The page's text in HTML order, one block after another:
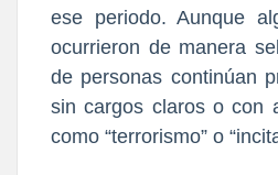
ese periodo. Aunque
ocurrieron de manera
de personas continúan
sin cargos claros o con
como “terrorismo” o